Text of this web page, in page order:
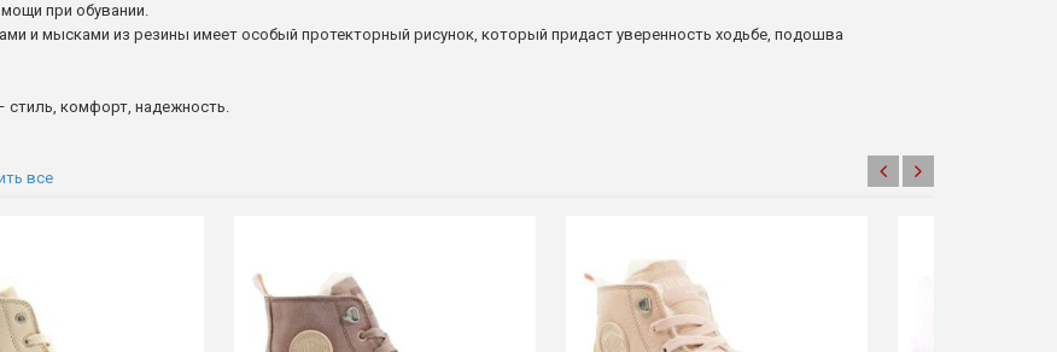
при обувании.
и мысками из резины имеет особый протекторный рисунок, который придаст уверенность ходьбе, подошва
стиль, комфорт, надежность.